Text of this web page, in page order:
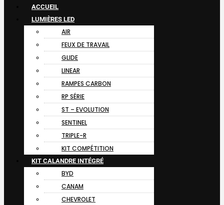
ACCUEIL
LUMIÈRES LED
AIR
FEUX DE TRAVAIL
GLIDE
LINEAR
RAMPES CARBON
RP SÉRIE
ST – EVOLUTION
SENTINEL
TRIPLE-R
KIT COMPÉTITION
KIT CALANDRE INTÉGRÉ
BYD
CANAM
CHEVROLET